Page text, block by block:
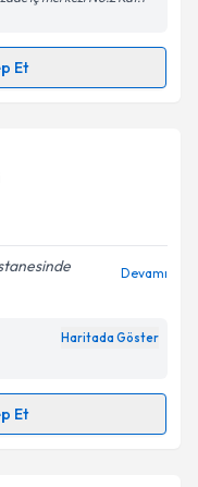
Gönder
Et
takvimi talebi
almanız için bir
bilgilendireceğiz.
ilişkin
Aydınlatma
belirtilen
ediyorum.
Devamı
Haritada Göster
Et